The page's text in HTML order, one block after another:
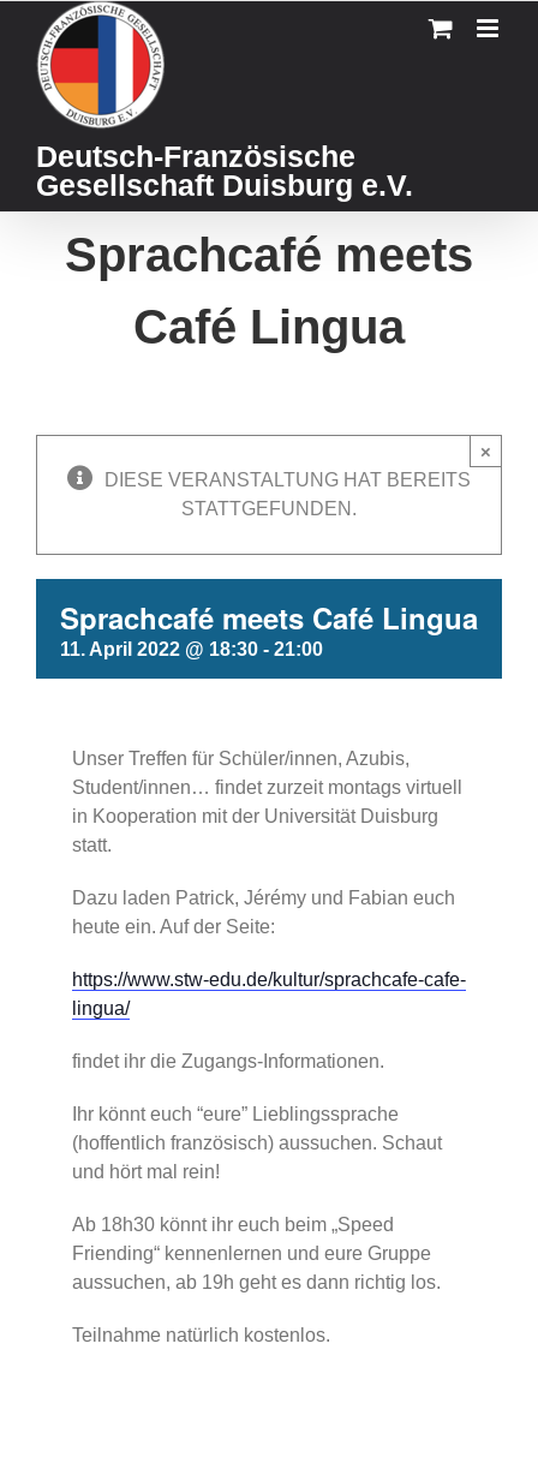
content
Deutsch-Französische
Gesellschaft Duisburg e.V.
Sprachcafé meets
Café Lingua
DIESE VERANSTALTUNG HAT BEREITS
STATTGEFUNDEN.
×
Sprachcafé meets Café Lingua
11. April 2022 @ 18:30 - 21:00
Unser Treffen für Schüler/innen, Azubis,
Student/innen… findet zurzeit montags virtuell
in Kooperation mit der Universität Duisburg
statt.
Dazu laden Patrick, Jérémy und Fabian euch
heute ein. Auf der Seite:
https://www.stw-edu.de/kultur/sprachcafe-cafe-
lingua/
findet ihr die Zugangs-Informationen.
Ihr könnt euch “eure” Lieblingssprache
(hoffentlich französisch) aussuchen. Schaut
und hört mal rein!
Ab 18h30 könnt ihr euch beim „Speed
Friending“ kennenlernen und eure Gruppe
aussuchen, ab 19h geht es dann richtig los.
Teilnahme natürlich kostenlos.